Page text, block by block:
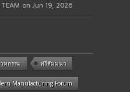
on Jun 19, 2026
หกรรม ฟรีสัมมนา
Manufacturing Forum